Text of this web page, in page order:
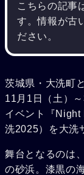
こちらの記事
す。情報が古
ださい。
茨城県・大洗町
11月1日（土）
イベント『
洗2025）を大洗
舞台となるのは
の砂浜。漆黒の